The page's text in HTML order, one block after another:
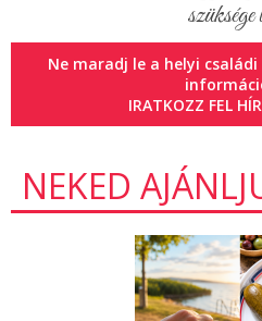
Ne maradj le a helyi
IRATKOZZ FEL
NEKED